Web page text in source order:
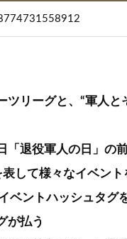
ツリーグと、“軍人
「退役軍人の日」の
表して様々なイベント
ベントハッシュタグ
が払う